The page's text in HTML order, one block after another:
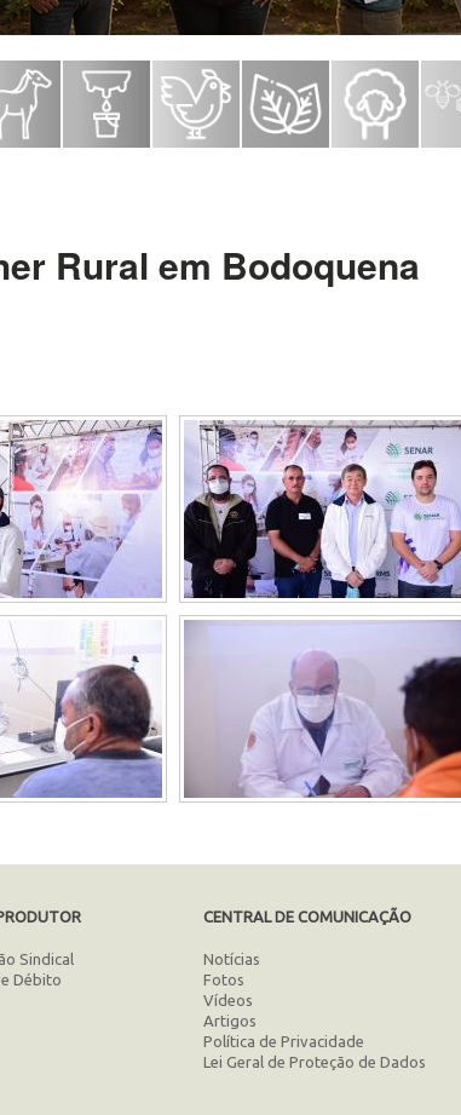
Rural em Bodoquena
Sindical
Débito
CENTRAL DE COMUNICAÇÃO
Notícias
Fotos
Vídeos
Artigos
Política de Privacidade
Lei Geral de Proteção de Dados